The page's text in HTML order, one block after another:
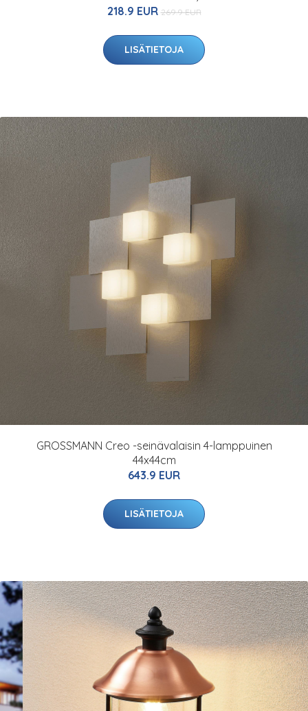
218.9 EUR 269.9 EUR
LISÄTIETOJA
GROSSMANN Creo -seinävalaisin 4-lamppuinen
44x44cm
643.9 EUR
LISÄTIETOJA